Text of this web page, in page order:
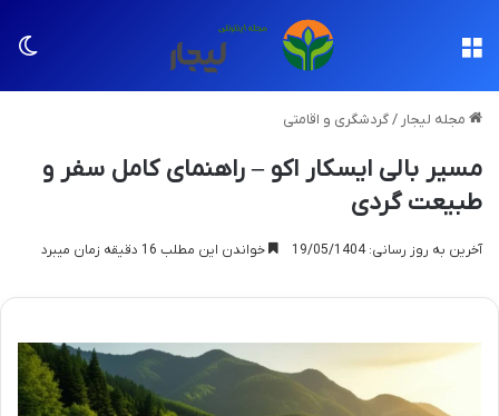
مجله لیجار /گردشگری و اقامتی
مسیر بالی ایسکار اکو – راهنمای کامل سفر و
طبیعت گردی
آخرین به روز رسانی: 19/05/1404 خواندن این مطلب 16 دقیقه زمان میبرد